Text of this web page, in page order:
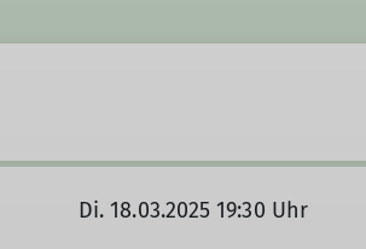
Di. 18.03.2025 19:30 Uhr